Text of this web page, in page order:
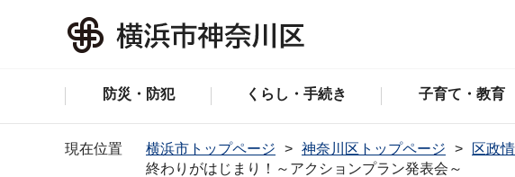
防災・防犯 くらし・手続き 子育て・教育
現在位置 横浜市トップページ 神奈川区トップページ 区政
終わりがはじまり！～アクションプラン発表会～